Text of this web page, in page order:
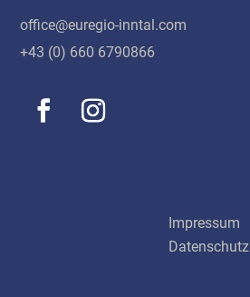
office@euregio-inntal.com
+43 (0) 660 6790866
Impressum
Datenschutz